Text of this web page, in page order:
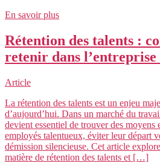
En savoir plus
Rétention des talents :
retenir dans l’entreprise
Article
La rétention des talents est un enjeu
d’aujourd’hui. Dans un marché du
devient essentiel de trouver des moyens
employés talentueux, éviter leur départ
démission silencieuse. Cet article
matière de rétention des talents et […]